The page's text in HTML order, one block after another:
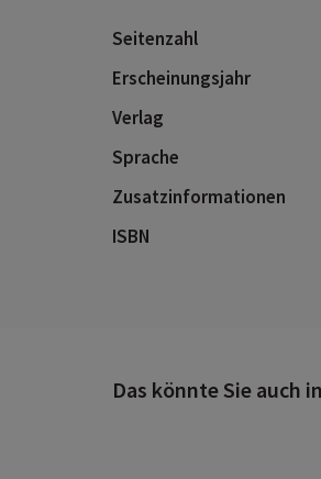
Seitenzahl
Erscheinungsjahr
Verlag
Sprache
Zusatzinformationen
ISBN
Das könnte Sie auch